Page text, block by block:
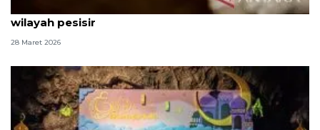
Polres Karawang ungkap kasus pencabulan anak di
wilayah pesisir
28 Maret 2026